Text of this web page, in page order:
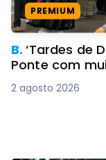
PREMIUM
B.‘Tardes de
Ponte com
2 agosto 2026